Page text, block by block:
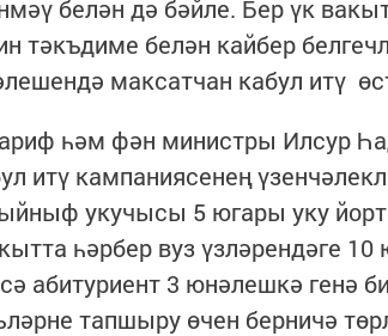
белән дә бәйле. Бер үк
тәкъдиме белән кайбер
максатчан кабул итү
һәм фән министры Илсур
итү кампаниясенең
укучысы 5 югары уку
һәрбер вуз үзләрендәге
абитуриент 3 юнәлешкә генә
тапшыру өчен берничә